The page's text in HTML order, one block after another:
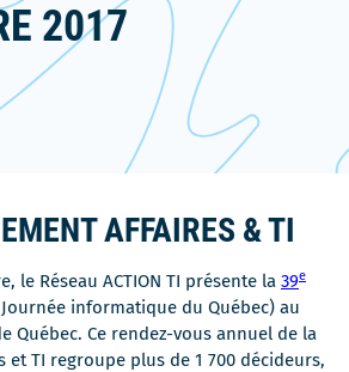
2017
AFFAIRES & TI
le Réseau ACTION TI présente la 39e
informatique du Québec) au
Québec. Ce rendez-vous annuel de la
et TI regroupe plus de 1 700 décideurs,